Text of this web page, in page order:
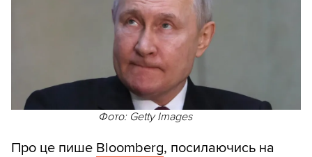
Фото: Getty Images
Про це пише Bloomberg, посилаючись на